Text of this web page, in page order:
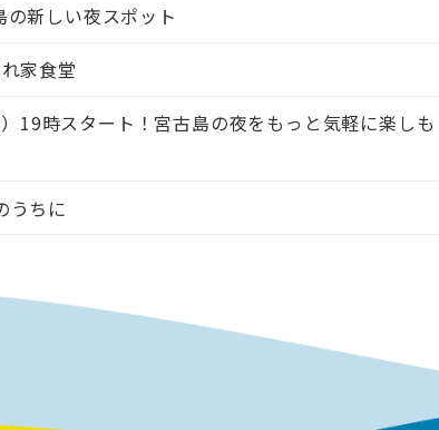
新しい夜スポット
家食堂
19時スタート！宮古島の夜をもっと気軽に楽しも
うちに